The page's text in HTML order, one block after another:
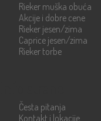
Rieker muška obuća
Akcije i dobre cene
Rieker jesen/zima
Caprice jesen/zima
Rieker torbe
Česta pitanja
Kontakt i lokacije